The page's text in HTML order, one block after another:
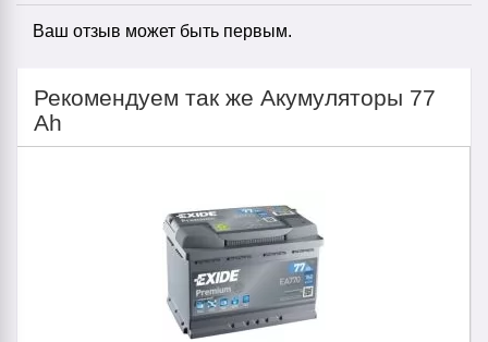
Ваш отзыв может быть первым.
Рекомендуем так же Акумуляторы 77
Ah